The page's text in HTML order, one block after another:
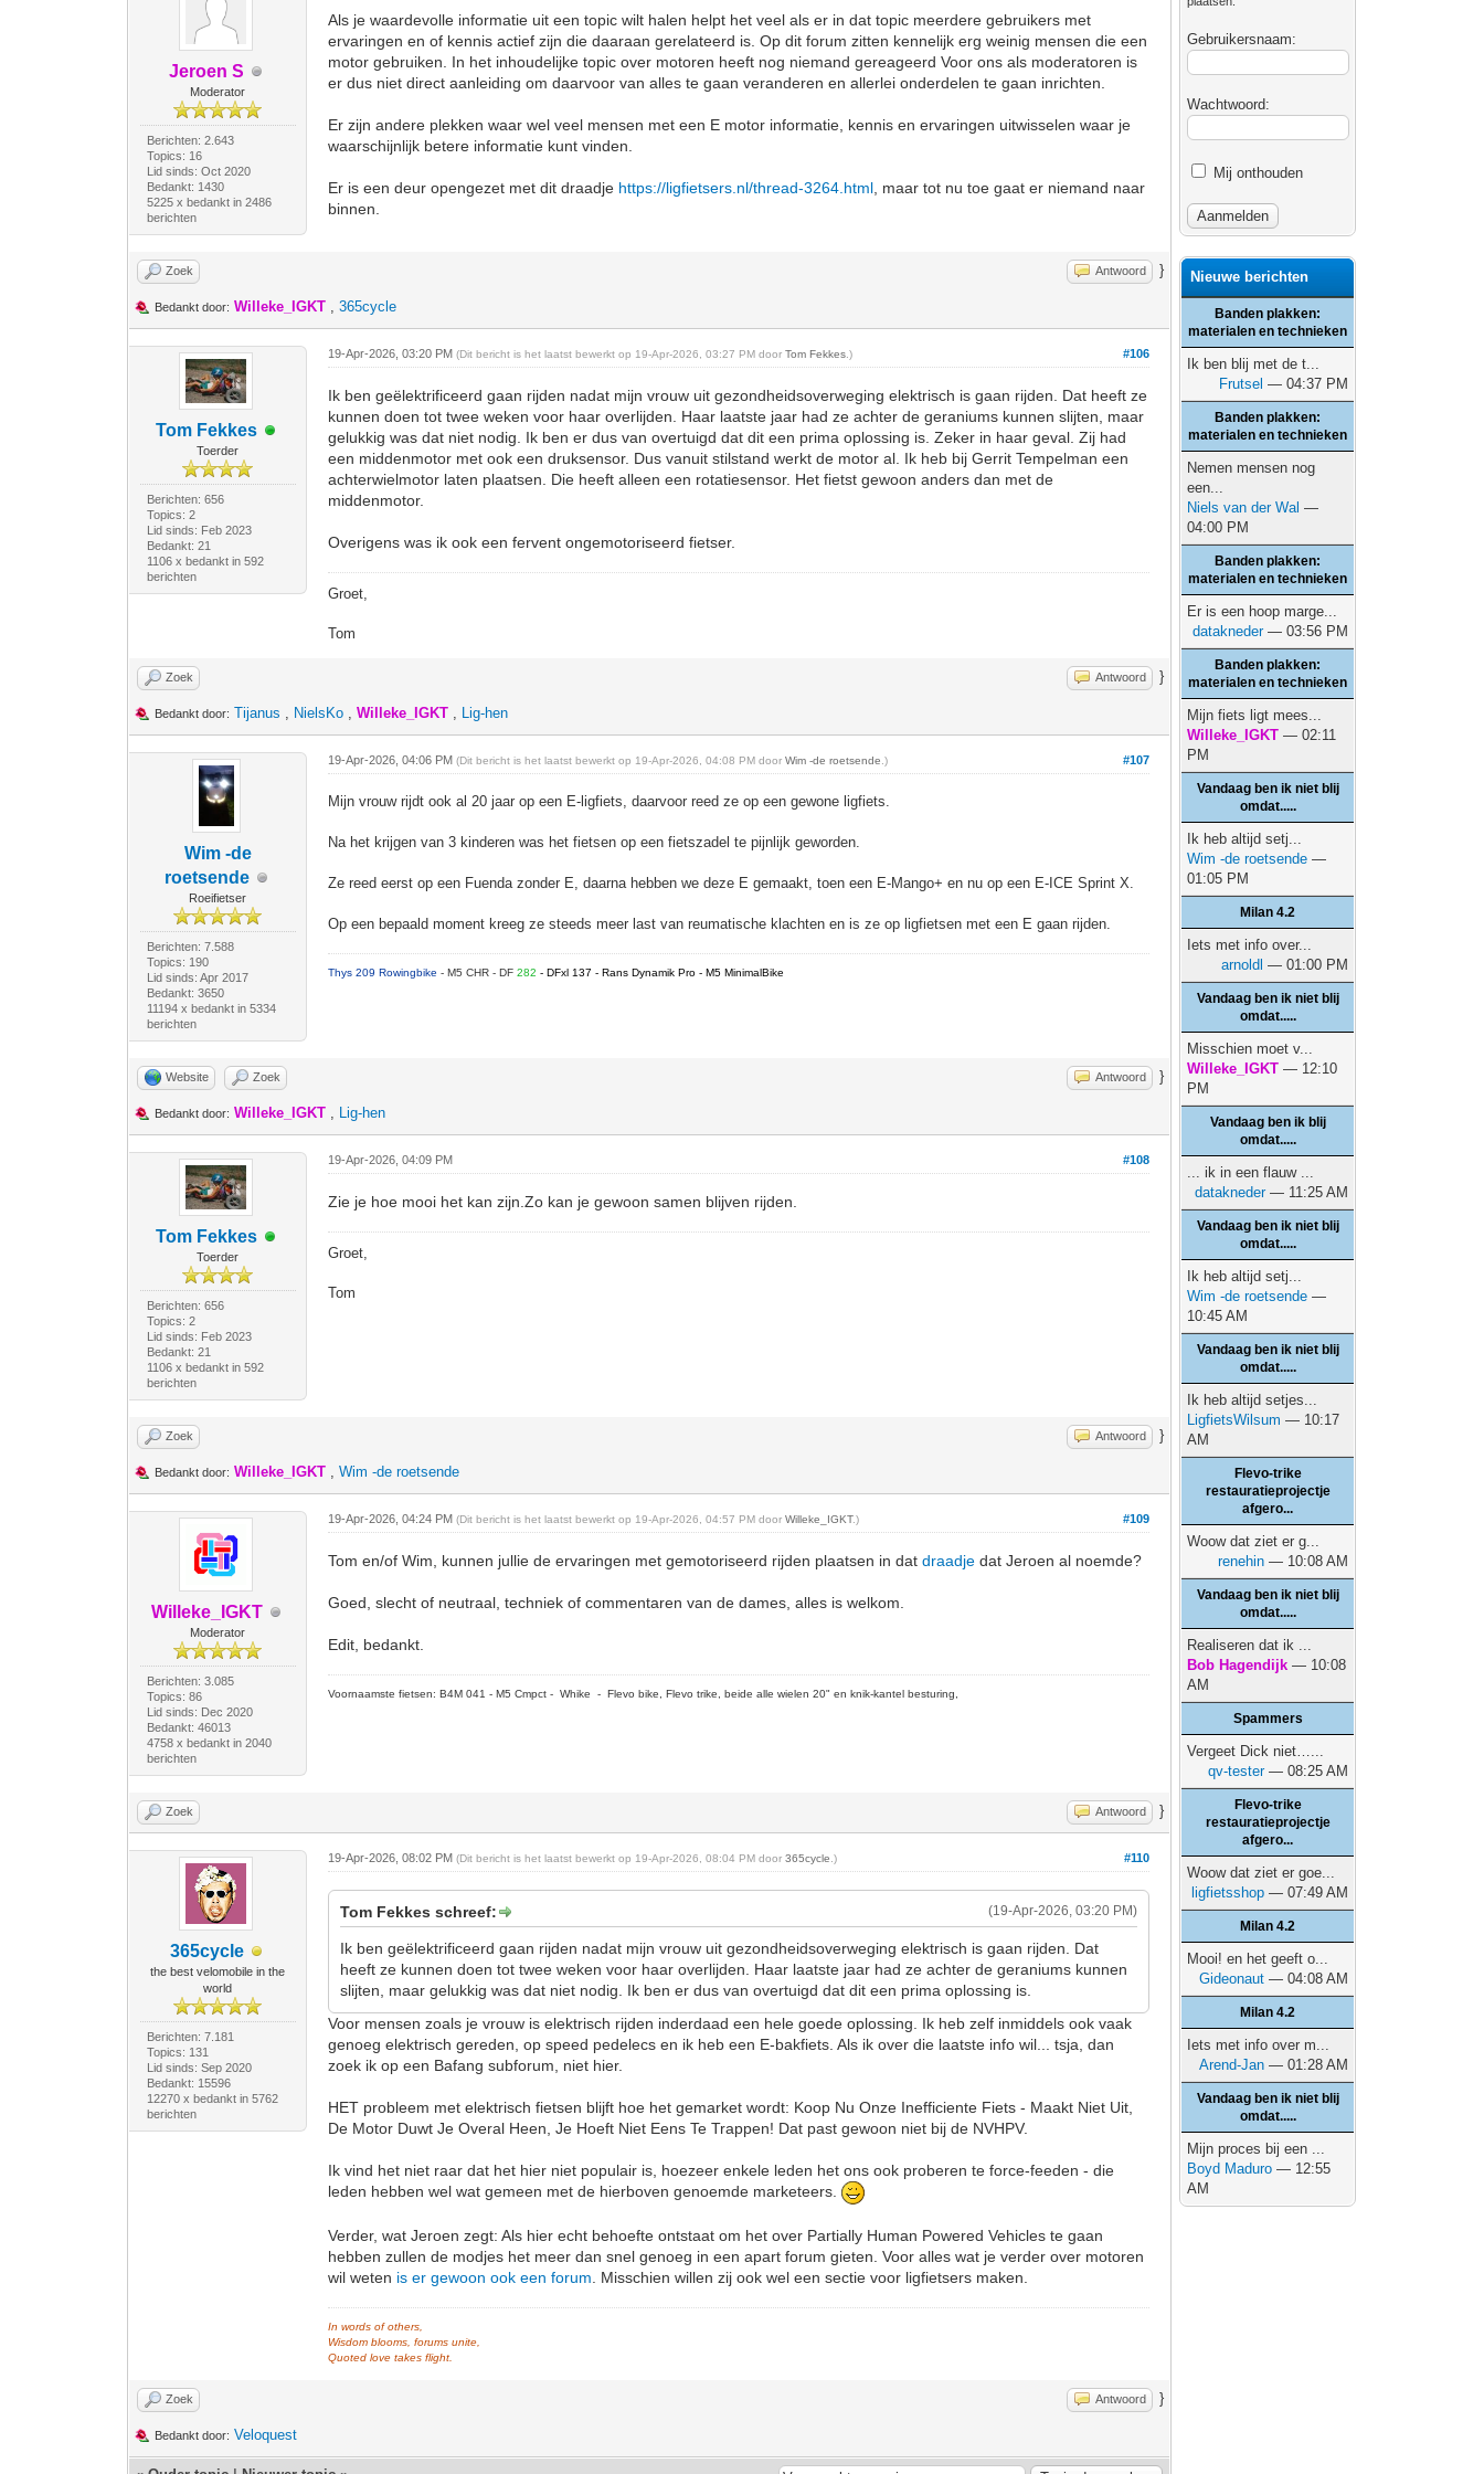
Jeroen S
Moderator
Berichten: 2.643
Topics: 16
Lid sinds: Oct 2020
Bedankt: 1430
5225 x bedankt in 2486
berichten
Als je waardevolle informatie uit een topic wilt halen helpt het veel als er in dat topic meerdere gebruikers met
ervaringen en of kennis actief zijn die daaraan gerelateerd is. Op dit forum zitten kennelijk erg weinig mensen die een
motor gebruiken. In het inhoudelijke topic over motoren heeft nog niemand gereageerd Voor ons als moderatoren is
er dus niet direct aanleiding om daarvoor van alles te gaan veranderen en allerlei onderdelen te gaan inrichten.
Er zijn andere plekken waar wel veel mensen met een E motor informatie, kennis en ervaringen uitwisselen waar je
waarschijnlijk betere informatie kunt vinden.
Er is een deur opengezet met dit draadje https://ligfietsers.nl/thread-3264.html , maar tot nu toe gaat er niemand naar
binnen.
Zoek Antwoord }
Bedankt door: Willeke_IGKT ,365cycle
Tom Fekkes
Toerder
Berichten: 656
Topics: 2
Lid sinds: Feb 2023
Bedankt: 21
1106 x bedankt in 592
berichten
#106
19-Apr-2026, 03:20 PM(Dit bericht is het laatst bewerkt op 19-Apr-2026, 03:27 PM doorTom Fekkes .)
Ik ben geëlektrificeerd gaan rijden nadat mijn vrouw uit gezondheidsoverweging elektrisch is gaan rijden. Dat heeft ze
kunnen doen tot twee weken voor haar overlijden. Haar laatste jaar had ze achter de geraniums kunnen slijten, maar
gelukkig was dat niet nodig. Ik ben er dus van overtuigd dat dit een prima oplossing is. Zeker in haar geval. Zij had
een middenmotor met ook een druksensor. Dus vanuit stilstand werkt de motor al. Ik heb bij Gerrit Tempelman een
achterwielmotor laten plaatsen. Die heeft alleen een rotatiesensor. Het fietst gewoon anders dan met de
middenmotor.
Overigens was ik ook een fervent ongemotoriseerd fietser.
Groet,
Tom
Zoek Antwoord }
Bedankt door: Tijanus , NielsKo ,Willeke_IGKT , Lig-hen
Wim -de
roetsende
Roeifietser
Berichten: 7.588
Topics: 190
Lid sinds: Apr 2017
Bedankt: 3650
11194 x bedankt in 5334
berichten
#107
19-Apr-2026, 04:06 PM(Dit bericht is het laatst bewerkt op 19-Apr-2026, 04:08 PM doorWim -de roetsende .)
Mijn vrouw rijdt ook al 20 jaar op een E-ligfiets, daarvoor reed ze op een gewone ligfiets.
Na het krijgen van 3 kinderen was het fietsen op een fietszadel te pijnlijk geworden.
Ze reed eerst op een Fuenda zonder E, daarna hebben we deze E gemaakt, toen een E-Mango+ en nu op een E-ICE Sprint X.
Op een bepaald moment kreeg ze steeds meer last van reumatische klachten en is ze op ligfietsen met een E gaan rijden.
Thys 209 Rowingbike- M5 CHR - DF282- DFxl 137 - Rans Dynamik Pro - M5 MinimalBike
Website Zoek Antwoord }
Bedankt door: Willeke_IGKT , Lig-hen
Tom Fekkes
Toerder
Berichten: 656
Topics: 2
Lid sinds: Feb 2023
Bedankt: 21
1106 x bedankt in 592
berichten
#108
19-Apr-2026, 04:09 PM
Zie je hoe mooi het kan zijn.Zo kan je gewoon samen blijven rijden.
Groet,
Tom
Zoek Antwoord }
Bedankt door: Willeke_IGKT ,Wim -de roetsende
Willeke_IGKT
Moderator
Berichten: 3.085
Topics: 86
Lid sinds: Dec 2020
Bedankt: 46013
4758 x bedankt in 2040
berichten
#109
19-Apr-2026, 04:24 PM(Dit bericht is het laatst bewerkt op 19-Apr-2026, 04:57 PM doorWilleke_IGKT.)
Tom en/of Wim, kunnen jullie de ervaringen met gemotoriseerd rijden plaatsen in datdraadje dat Jeroen al noemde?
Goed, slecht of neutraal, techniek of commentaren van de dames, alles is welkom.
Edit, bedankt.
Voornaamste fietsen: B4M 041 - M5 Cmpct - Whike - Flevo bike, Flevo trike, beide alle wielen 20" en knik-kantel besturing,
Zoek Antwoord }
365cycle
the best velomobile in the
world
Berichten: 7.181
Topics: 131
Lid sinds: Sep 2020
Bedankt: 15596
12270 x bedankt in 5762
berichten
#110
19-Apr-2026, 08:02 PM(Dit bericht is het laatst bewerkt op 19-Apr-2026, 08:04 PM door365cycle .)
(19-Apr-2026, 03:20 PM)
Tom Fekkes schreef:
Ik ben geëlektrificeerd gaan rijden nadat mijn vrouw uit gezondheidsoverweging elektrisch is gaan rijden. Dat
heeft ze kunnen doen tot twee weken voor haar overlijden. Haar laatste jaar had ze achter de geraniums kunnen
slijten, maar gelukkig was dat niet nodig. Ik ben er dus van overtuigd dat dit een prima oplossing is.
Voor mensen zoals je vrouw is elektrisch rijden inderdaad een hele goede oplossing. Ik heb zelf inmiddels ook vaak
genoeg elektrisch gereden, op speed pedelecs en ik heb een E-bakfiets. Als ik over die laatste info wil... tsja, dan
zoek ik op een Bafang subforum, niet hier.
HET probleem met elektrisch fietsen blijft hoe het gemarket wordt: Koop Nu Onze Inefficiente Fiets - Maakt Niet Uit,
De Motor Duwt Je Overal Heen, Je Hoeft Niet Eens Te Trappen! Dat past gewoon niet bij de NVHPV.
Ik vind het niet raar dat het hier niet populair is, hoezeer enkele leden het ons ook proberen te force-feeden - die
leden hebben wel wat gemeen met de hierboven genoemde marketeers.
Verder, wat Jeroen zegt: Als hier echt behoefte ontstaat om het over Partially Human Powered Vehicles te gaan
hebben zullen de modjes het meer dan snel genoeg in een apart forum gieten. Voor alles wat je verder over motoren
wil weten is er gewoon ook een forum . Misschien willen zij ook wel een sectie voor ligfietsers maken.
In words of others,
Wisdom blooms, forums unite,
Quoted love takes flight.
Zoek Antwoord }
Bedankt door: Veloquest
Gebruikersnaam:
Wachtwoord:
Mij onthouden
Nieuwe berichten
Banden plakken:
materialen en technieken
Ik ben blij met de t...
Frutsel — 04:37 PM
Banden plakken:
materialen en technieken
Nemen mensen nog
een...
Niels van der Wal —
04:00 PM
Banden plakken:
materialen en technieken
Er is een hoop marge...
datakneder— 03:56 PM
Banden plakken:
materialen en technieken
Mijn fiets ligt mees...
Willeke_IGKT — 02:11
PM
Vandaag ben ik niet blij
omdat.....
Ik heb altijd setj...
Wim -de roetsende —
01:05 PM
Milan 4.2
Iets met info over...
arnoldl — 01:00 PM
Vandaag ben ik niet blij
omdat.....
Misschien moet v...
Willeke_IGKT — 12:10
PM
Vandaag ben ik blij
omdat.....
... ik in een flauw ...
datakneder— 11:25 AM
Vandaag ben ik niet blij
omdat.....
Ik heb altijd setj...
Wim -de roetsende —
10:45 AM
Vandaag ben ik niet blij
omdat.....
Ik heb altijd setjes...
LigfietsWilsum — 10:17
AM
Flevo-trike
restauratieprojectje
afgero...
Woow dat ziet er g...
renehin — 10:08 AM
Vandaag ben ik niet blij
omdat.....
Realiseren dat ik ...
Bob Hagendijk — 10:08
AM
Spammers
Vergeet Dick niet…...
qv-tester— 08:25 AM
Flevo-trike
restauratieprojectje
afgero...
Woow dat ziet er goe...
ligfietsshop — 07:49 AM
Milan 4.2
Mooi! en het geeft o...
Gideonaut — 04:08 AM
Milan 4.2
Iets met info over m...
Arend-Jan — 01:28 AM
Vandaag ben ik niet blij
omdat.....
Mijn proces bij een ...
Boyd Maduro — 12:55
AM